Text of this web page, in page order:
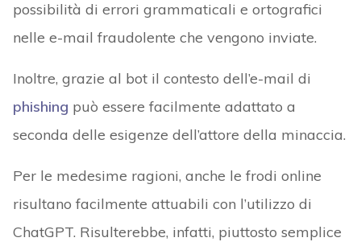
possibilità di errori grammaticali e ortografici
nelle e-mail fraudolente che vengono inviate.
Inoltre, grazie al bot il contesto dell’e-mail di
phishing può essere facilmente adattato a
seconda delle esigenze dell’attore della minaccia.
Per le medesime ragioni, anche le frodi online
risultano facilmente attuabili con l’utilizzo di
ChatGPT. Risulterebbe, infatti, piuttosto semplice